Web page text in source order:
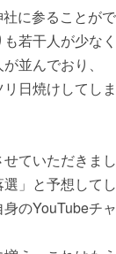
に参ることがで
若干人が少なく
並んでおり、
日焼けしてしま
ていただきまし
」と予想してし
のYouTubeチ